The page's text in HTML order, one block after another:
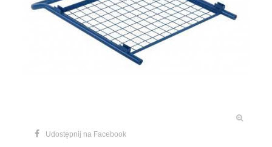
Udostępnij na Facebook